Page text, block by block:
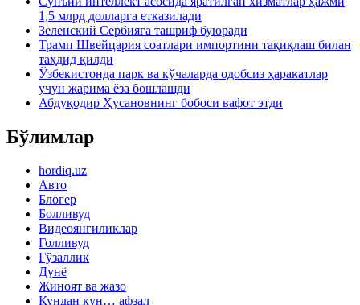
1,5 млрд долларга етказилади
Зеленский Сербияга ташриф буюради
Трамп Швейцария соатлари импортини тақиқлаш билан
таҳдид қилди
Ўзбекистонда парк ва кўчаларда одобсиз ҳаракатлар
учун жарима ёза бошлашди
Абдуқодир Ҳусановнинг бобоси вафот этди
Бўлимлар
hordiq.uz
Авто
Блогер
Болливуд
Видеоянгиликлар
Голливуд
Гўзаллик
Дунё
Жиноят ва жазо
Кундан кун… афзал